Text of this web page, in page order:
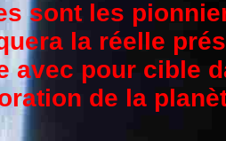
sont les
la réelle
avec pour cible
de la